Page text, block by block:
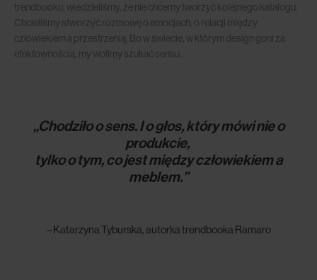
trendbooku, wiedzieliśmy, że nie chcemy tworzyć kolejnego katalogu.
Chcieliśmy stworzyć rozmowę o emocjach, o relacji między
człowiekiem a przestrzenią. Bo w świecie, w którym design goni za
efektownością, my wolimy szukać sensu.
„Chodziło o sens.I o głos, który mówi nie o
produkcie,
tylko o tym, co jest między człowiekiem a
meblem.”
– Katarzyna Tyburska, autorka trendbooka Ramaro